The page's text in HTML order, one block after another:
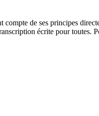
de ses principes
écrite pour toutes.